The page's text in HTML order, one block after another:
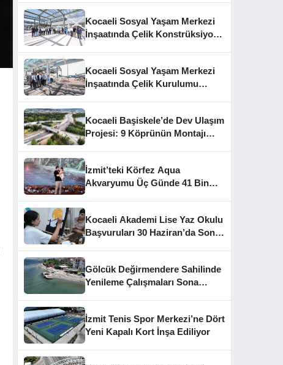
Kocaeli Sosyal Yaşam Merkezi
İnşaatında Çelik Konstrüksiyon
Kocaeli Sosyal Yaşam Merkezi
İnşaatında Çelik Kurulumu
Kocaeli Başiskele’de Dev Ulaşım
Projesi: 9 Köprünün Montajı
İzmit’teki Körfez Aqua
Akvaryumu Üç Günde 41 Bin
Kocaeli Akademi Lise Yaz Okulu
Başvuruları 30 Haziran’da Sona
Gölcük Değirmendere Sahilinde
Yenileme Çalışmaları Sona
İzmit Tenis Spor Merkezi’ne Dört
Yeni Kapalı Kort İnşa Ediliyor